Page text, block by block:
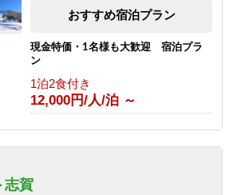
方にオススメの素泊まりプラン！
7,425円/人/泊 ～
で５００円OFFのお得なシルバープラ
ン！
竹＞を使った特別コース♪贅沢な高原
おすすめ宿泊プラン
現金特価・1名様も大歓迎 宿泊プラ
ン
1泊2食付き
12,000円/人/泊 ～
志賀